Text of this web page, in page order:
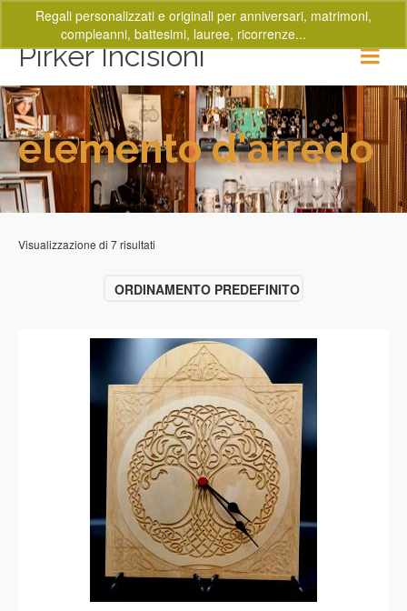
Regali personalizzati e originali per anniversari, matrimoni,
compleanni, battesimi, lauree, ricorrenze...
Pirker Incisioni
elemento d'arredo
Visualizzazione di 7 risultati
ORDINAMENTO PREDEFINITO